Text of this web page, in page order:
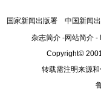
国家新闻出版署
中国新闻
杂志简介-网站简介-
Copyright©
转载需注明来源